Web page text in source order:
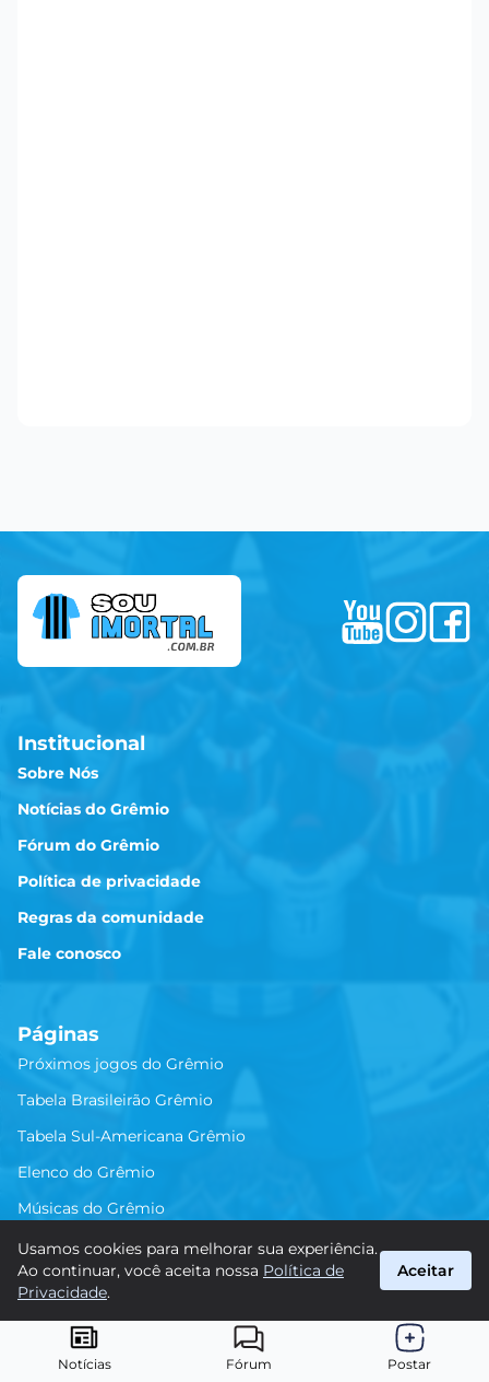
Notícias Fórum Postar
Institucional
Sobre Nós
Notícias do Grêmio
Fórum do Grêmio
Política de privacidade
Regras da comunidade
Fale conosco
Páginas
Próximos jogos do Grêmio
Tabela Brasileirão Grêmio
Tabela Sul-Americana Grêmio
Elenco do Grêmio
Músicas do Grêmio
História e Curiosidades do Grêmio
Fundação e História Inicial
Títulos e Conquistas
Jogadores Históricos
Técnicos e Treinadores
Usamos cookies para melhorar sua experiência.
Ao continuar, você aceita nossa Política de
Privacidade.
Aceitar